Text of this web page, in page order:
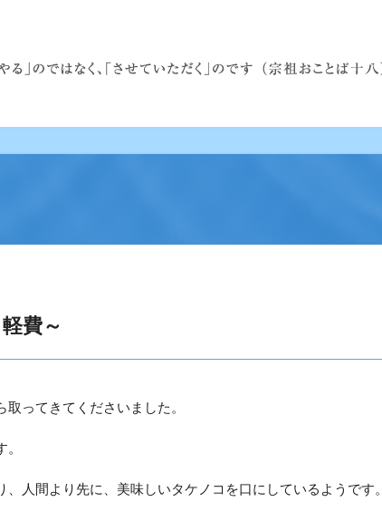
費～
ってきてくださいました。
人間より先に、美味しいタケノコを口にしているようです。